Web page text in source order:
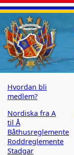
Hvordan bli
medlem?
Nordiska fra A
til Å
Båthusreglemente
Roddreglemente
Stadgar